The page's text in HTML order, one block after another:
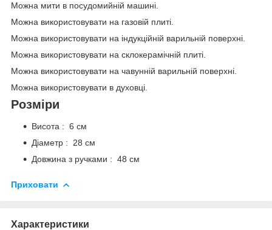
Можна мити в посудомийній машині.
Можна використовувати на газовій плиті.
Можна використовувати на індукційній варильній поверхні.
Можна використовувати на склокерамічній плиті.
Можна використовувати на чавунній варильній поверхні.
Можна використовувати в духовці.
Розміри
Висота : 6 см
Діаметр : 28 см
Довжина з ручками : 48 см
Приховати
Характеристики